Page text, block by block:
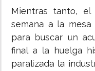
Mientras tanto, el
semana a la
para buscar un
final a la huelga
paralizada la